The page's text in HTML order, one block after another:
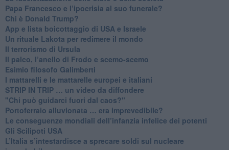
Papa Francesco e l’ipocrisia al suo funerale?
​Chi è Donald Trump?
App e lista boicottaggio di USA e Israele
​Un rituale Lakota per redimere il mondo
Il terrorismo di Ursula
​Il palco, l’anello di Frodo e scemo-scemo
Esimio filosofo Galimberti
​I mattarelli e le mattarelle europei e italiani
​STRIP IN TRIP … un video da diffondere
"Chi può guidarci fuori dal caos?"
​Portoferraio alluvionata … era imprevedibile?
Le conseguenze mondiali dell’infanzia infelice dei potenti
​Gli Scilipoti USA
L’Italia s’intestardisce a sprecare soldi sul nucleare